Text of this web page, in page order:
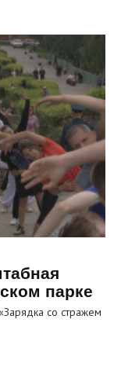
парке
со стражем